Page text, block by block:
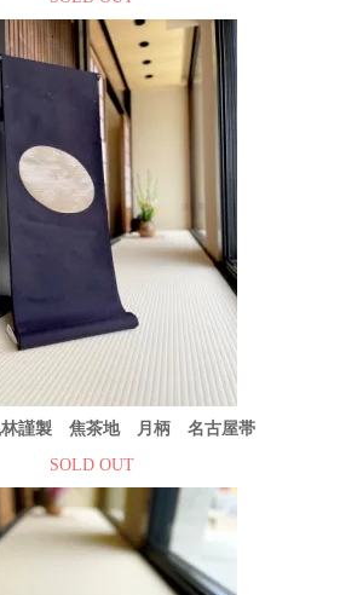
林謹製 焦茶地 月柄 名古屋帯
SOLD OUT